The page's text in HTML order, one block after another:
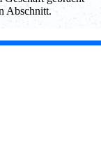
Abschnitt.